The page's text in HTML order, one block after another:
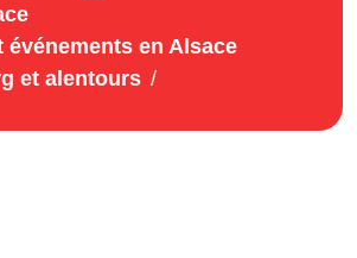
événements en Alsace
et alentours